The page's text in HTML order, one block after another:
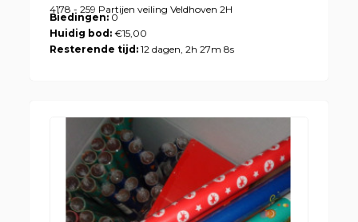
4178 - 259 Partijen veiling Veldhoven 2H
Biedingen: 0
Huidig bod: €15,00
Resterende tijd: 12 dagen, 2h 27m 8s